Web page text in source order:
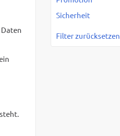
Sicherheit
Filter zurücksetzen